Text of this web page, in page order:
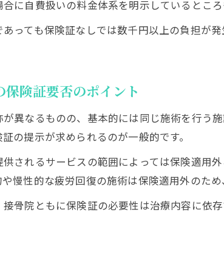
保険証忘れた
接骨院で保険
接骨院で保険
腰痛で接骨院
接骨院の慢性
接骨院で保険
保険証が使えない
に自費扱いの料金体系を明示しているとこ
っても保険証なしでは数千円以上の負担が
険証要否のポイント
異なるものの、基本的には同じ施術を行う
の提示が求められるのが一般的です。
されるサービスの範囲によっては保険適用
慢性的な疲労回復の施術は保険適用外のため
骨院ともに保険証の必要性は治療内容に依